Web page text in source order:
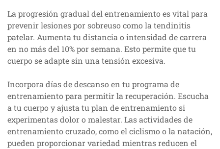
La progresión gradual del entrenamiento es vital para
prevenir lesiones por sobreuso como la tendinitis
patelar. Aumenta tu distancia o intensidad de carrera
en no más del 10% por semana. Esto permite que tu
cuerpo se adapte sin una tensión excesiva.
Incorpora días de descanso en tu programa de
entrenamiento para permitir la recuperación. Escucha
a tu cuerpo y ajusta tu plan de entrenamiento si
experimentas dolor o malestar. Las actividades de
entrenamiento cruzado, como el ciclismo o la natación,
pueden proporcionar variedad mientras reducen el